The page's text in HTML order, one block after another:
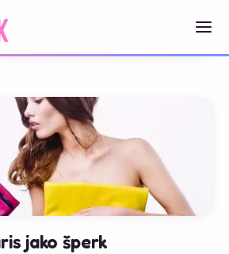
jako šperk